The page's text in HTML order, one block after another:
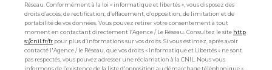
Réseau. Conformément à la loi « informatique et libertés », vous disposez des
droits d’accès, de rectification, d’effacement, d’opposition, de limitation et de
portabilité de vos données. Vous pouvez retirer votre consentement à tout
moment en contactant directement l’Agence / Le Réseau. Consultez le site http
s://cnil.fr/fr pour plus d’informations sur vos droits. Si vous estimez, après avoir
contacté l'Agence / le Réseau, que vos droits « Informatique et Libertés » ne sont
pas respectés, vous pouvez adresser une réclamation à la CNIL. Nous vous
informons de l’existence de la liste d'opposition au démarchage téléphonique «